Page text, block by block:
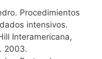
Procedimientos
intensivos.
Interamericana,
2003.